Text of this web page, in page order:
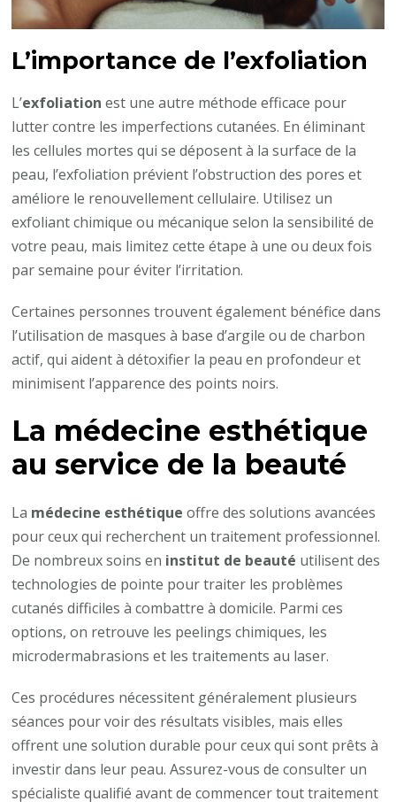
L’importance de l’exfoliation
L’exfoliation est une autre méthode efficace pour
lutter contre les imperfections cutanées. En éliminant
les cellules mortes qui se déposent à la surface de la
peau, l’exfoliation prévient l’obstruction des pores et
améliore le renouvellement cellulaire. Utilisez un
exfoliant chimique ou mécanique selon la sensibilité de
votre peau, mais limitez cette étape à une ou deux fois
par semaine pour éviter l’irritation.
Certaines personnes trouvent également bénéfice dans
l’utilisation de masques à base d’argile ou de charbon
actif, qui aident à détoxifier la peau en profondeur et
minimisent l’apparence des points noirs.
La médecine esthétique
au service de la beauté
La médecine esthétique offre des solutions avancées
pour ceux qui recherchent un traitement professionnel.
De nombreux soins en institut de beauté utilisent des
technologies de pointe pour traiter les problèmes
cutanés difficiles à combattre à domicile. Parmi ces
options, on retrouve les peelings chimiques, les
microdermabrasions et les traitements au laser.
Ces procédures nécessitent généralement plusieurs
séances pour voir des résultats visibles, mais elles
offrent une solution durable pour ceux qui sont prêts à
investir dans leur peau. Assurez-vous de consulter un
spécialiste qualifié avant de commencer tout traitement